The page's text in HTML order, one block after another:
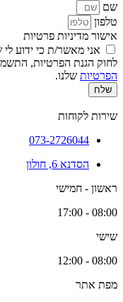
שם
טלפון
אישור מדיניות פרטיות
אני מאשר/ת כי ידוע
לחוק הגנת הפרטיות, התשמ"א–1981 (כולל תיקון 13),
הפרטיות שלנו.
שלח
שירות לקוחות
073-2726044
הסדנא 6, חולון
ראשון - חמישי
08:00 - 17:00
שישי
08:00 - 12:00
מפת אתר